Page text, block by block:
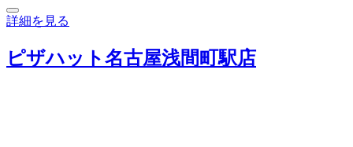
詳細を見る
ピザハット名古屋浅間町駅店